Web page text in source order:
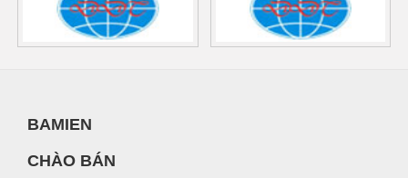
BAMIEN
CHÀO BÁN